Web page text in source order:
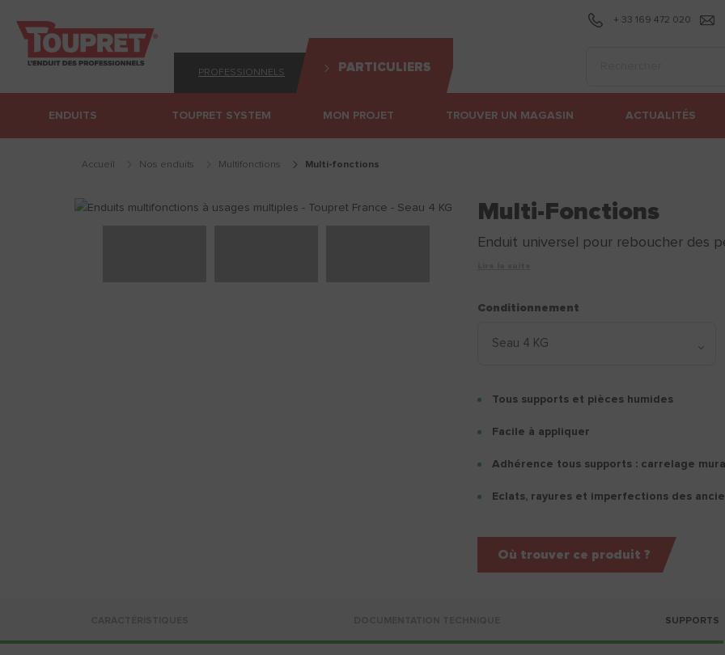
PROFESSIONNELS PARTICULIERS
+ 33 169 472 020
ENDUITS TOUPRET SYSTEM MON PROJET TROUVER UN MAGASIN ACTUALITÉS
Accueil Nos enduits multifonctions multi-fonctions
Multi-Fonctions
Enduit universel pour reboucher des
Conditionnement
Tous supports et pièces humides
Facile à appliquer
Adhérence tous supports : carrelage
Eclats, rayures et imperfections des
Où trouver ce produit ?
SUPPORTS